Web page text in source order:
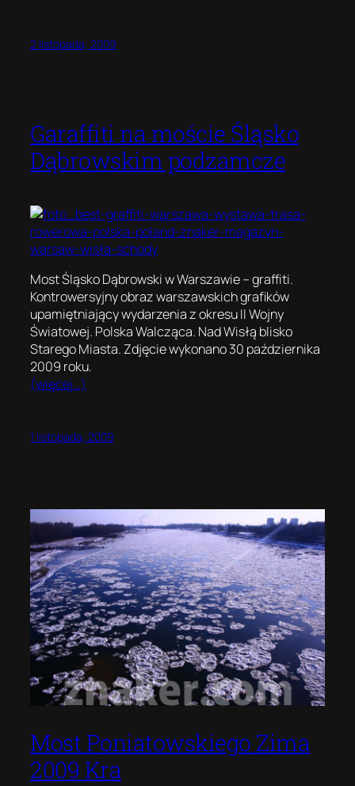
2 listopada, 2009
Garaffiti na moście Śląsko
Dąbrowskim podzamcze
Most Śląsko Dąbrowski w Warszawie – graffiti.
Kontrowersyjny obraz warszawskich grafików
upamiętniający wydarzenia z okresu II Wojny
Światowej. Polska Walcząca. Nad Wisłą blisko
Starego Miasta. Zdjęcie wykonano 30 października
2009 roku.
(więcej…)
1 listopada, 2009
Most Poniatowskiego Zima
2009 Kra